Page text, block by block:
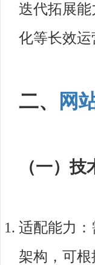
迭代拓展
化等长效
二、 网
（一）
适配能力
架构，可